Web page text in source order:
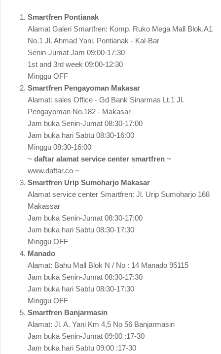
Smartfren Pontianak
Alamat Galeri Smartfren: Komp. Ruko Mega Mall Blok.A1
No.1 Jl. Ahmad Yani, Pontianak - Kal-Bar
Senin-Jumat Jam 09:00-17:30
1st and 3rd week 09:00-12:30
Minggu OFF
Smartfren Pengayoman Makasar
Alamat: sales Office - Gd Bank Sinarmas Lt.1 Jl.
Pengayoman No.182 - Makasar
Jam buka Senin-Jumat 08:30-17:00
Jam buka hari Sabtu 08:30-16:00
Minggu 08:30-16:00
~ daftar alamat service center smartfren ~
www.daftar.co ~
Smartfren Urip Sumoharjo Makasar
Alamat service center Smartfren: Jl. Urip Sumoharjo 168
Makassar
Jam buka Senin-Jumat 08:30-17:00
Jam buka hari Sabtu 08:30-17:30
Minggu OFF
Manado
Alamat: Bahu Mall Blok N / No : 14 Manado 95115
Jam buka Senin-Jumat 08:30-17:30
Jam buka hari Sabtu 08:30-17:30
Minggu OFF
Smartfren Banjarmasin
Alamat: Jl. A. Yani Km 4,5 No 56 Banjarmasin
Jam buka Senin-Jumat 09:00 :17-30
Jam buka hari Sabtu 09:00 :17-30